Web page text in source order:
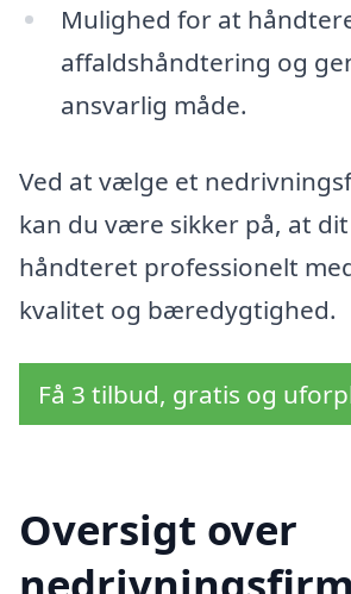
Mulighed for at
affaldshåndtering og
ansvarlig måde.
Ved at vælge et
kan du være sikker på, at
håndteret professionelt
kvalitet og bæredygtighed.
Få 3 tilbud, gratis og
Oversigt over